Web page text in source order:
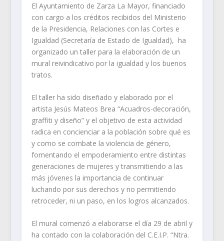
El Ayuntamiento de Zarza La Mayor, financiado
con cargo a los créditos recibidos del Ministerio
de la Presidencia, Relaciones con las Cortes e
Igualdad (Secretaría de Estado de Igualdad), ha
organizado un taller para la elaboración de un
mural reivindicativo por la igualdad y los buenos
tratos.
El taller ha sido diseñado y elaborado por el
artista Jesús Mateos Brea “Acuadros-decoración,
graffiti y diseño” y el objetivo de esta actividad
radica en concienciar a la población sobre qué es
y como se combate la violencia de género,
fomentando el empoderamiento entre distintas
generaciones de mujeres y transmitiendo a las
más jóvenes la importancia de continuar
luchando por sus derechos y no permitiendo
retroceder, ni un paso, en los logros alcanzados.
El mural comenzó a elaborarse el día 29 de abril y
ha contado con la colaboración del C.E.I.P. “Ntra.